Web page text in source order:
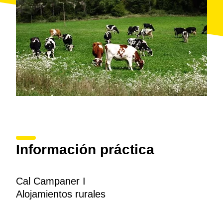
Información práctica
Cal Campaner I
Alojamientos rurales